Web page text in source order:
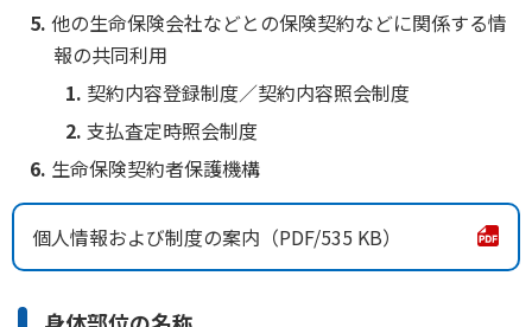
他の生命保険会社などとの保険契約などに関係する情
報の共同利用
契約内容登録制度／契約内容照会制度
支払査定時照会制度
生命保険契約者保護機構
個人情報および制度の案内 535 KB